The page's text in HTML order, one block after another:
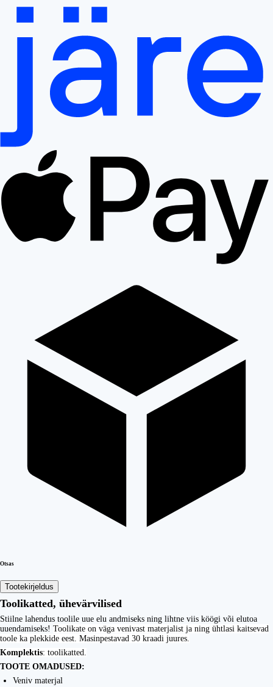
Otsas
Tootekirjeldus
Toolikatted, ühevärvilised
Stiilne lahendus toolile uue elu andmiseks ning lihtne viis köögi või elutoa
uuendamiseks! Toolikate on väga venivast materjalist ja ning ühtlasi kaitsevad
toole ka plekkide eest. Masinpestavad 30 kraadi juures.
Komplektis: toolikatted.
TOOTE OMADUSED:
Veniv materjal